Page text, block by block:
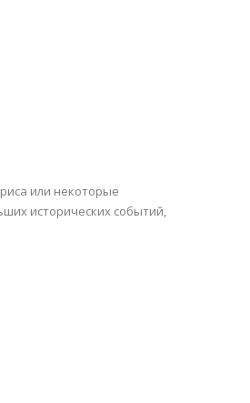
или некоторые
исторических событий,